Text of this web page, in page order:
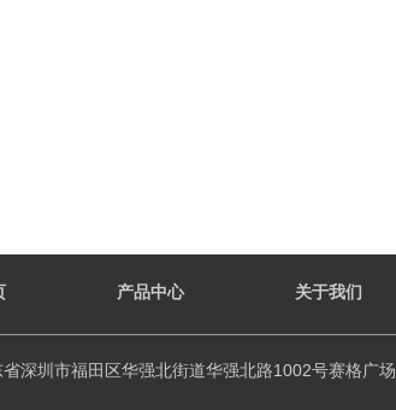
产品中心 关于我们
省深圳市福田区华强北街道华强北路1002号赛格广场